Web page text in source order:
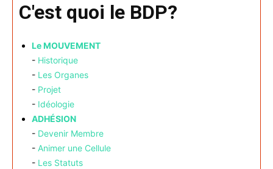
C'est quoi le BDP?
Le MOUVEMENT
- Historique
- Les Organes
- Projet
- Idéologie
ADHÉSION
- Devenir Membre
- Animer une Cellule
- Les Statuts